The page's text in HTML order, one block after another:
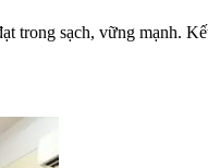
sạch, vững mạnh.